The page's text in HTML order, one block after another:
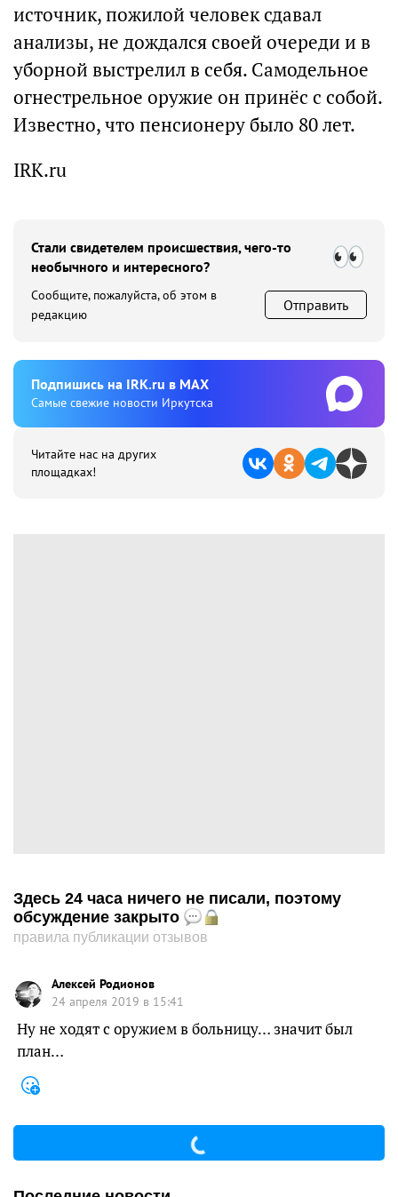
источник, пожилой человек сдавал
анализы, не дождался своей очереди и в
уборной выстрелил в себя. Самодельное
огнестрельное оружие он принёс с собой.
Известно, что пенсионеру было 80 лет.
IRK.ru
Стали свидетелем происшествия, чего-то
необычного и интересного?
Сообщите, пожалуйста, об этом в
редакцию
Отправить
Подпишиcь на IRK.ru в MAX
Cамые свежие новости Иркутска
Читайте нас на других
площадках!
Здесь 24 часа ничего не писали, поэтому
обсуждение закрыто
правила публикации отзывов
Алексей Родионов
24 апреля 2019 в 15:41
Ну не ходят с оружием в больницу… значит был
план…